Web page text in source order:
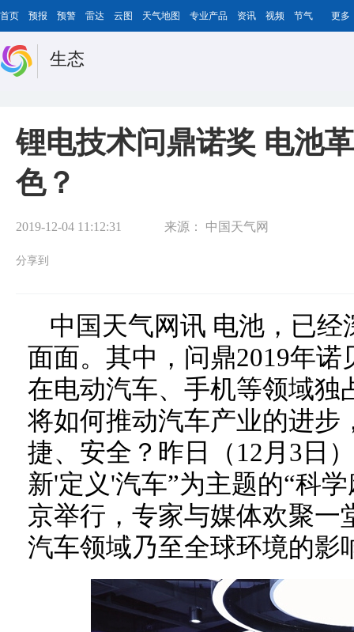
首页 预报 预警 雷达 云图 天气地图 专业产品 资讯 视频 节气 更多
生态
锂电技术问鼎诺奖 电池
色？
2019-12-04 11:12:31 来源： 中国天气网
分享到
中国天气网讯 电池，已
面面。其中，问鼎2019年
在电动汽车、手机等领域独
将如何推动汽车产业的进步
捷、安全？昨日（12月3日
新'定义'汽车”为主题的“科
京举行，专家与媒体欢聚一
汽车领域乃至全球环境的影